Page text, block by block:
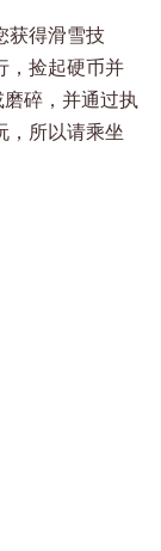
获得滑雪技
，捡起硬币并
碎，并通过执
，所以请乘坐